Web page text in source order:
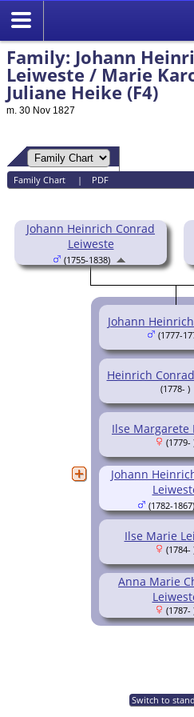
Family: Johann
Leiweste / Marie
Juliane Heike (F4)
m. 30 Nov 1827
Family Chart | PDF
Johann Heinrich Conrad
Leiweste
(1755-1838)
Johann
(1777-
Heinrich
(1778- )
Ilse Margarete
(1779-
Ilse Marie
(1784-
Anna Marie
(1787-
Johann
(1782-1867)
Switch to